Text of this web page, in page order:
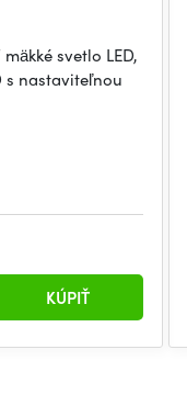
svetlo LED,
s nastaviteľnou
KÚPIŤ